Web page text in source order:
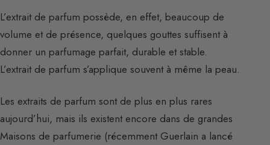
L’extrait de parfum possède, en effet, beaucoup de
volume et de présence, quelques gouttes suffisent à
donner un parfumage parfait, durable et stable.
L’extrait de parfum s’applique souvent à même la peau.
Les extraits de parfum sont de plus en plus rares
aujourd’hui, mais ils existent encore dans de grandes
Maisons de parfumerie (récemment Guerlain a lancé